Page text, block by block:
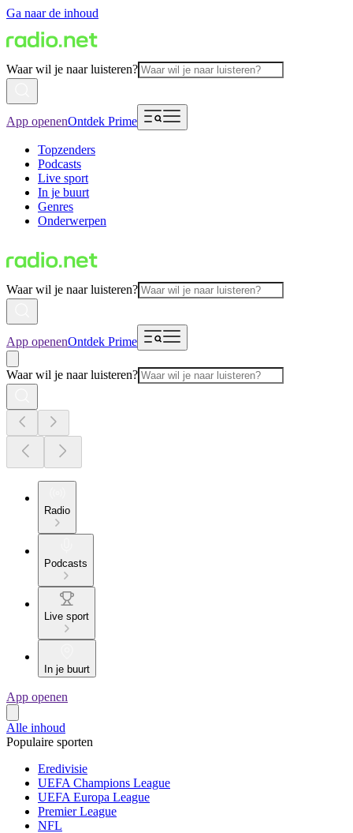
Ga naar de inhoud
Waar wil je naar luisteren?
App openenOntdek Prime
Topzenders
Podcasts
Live sport
In je buurt
Genres
Onderwerpen
Waar wil je naar luisteren?
App openenOntdek Prime
Waar wil je naar luisteren?
Radio
Podcasts
Live sport
In je buurt
App openen
Alle inhoud
Populaire sporten
Eredivisie
UEFA Champions League
UEFA Europa League
Premier League
NFL